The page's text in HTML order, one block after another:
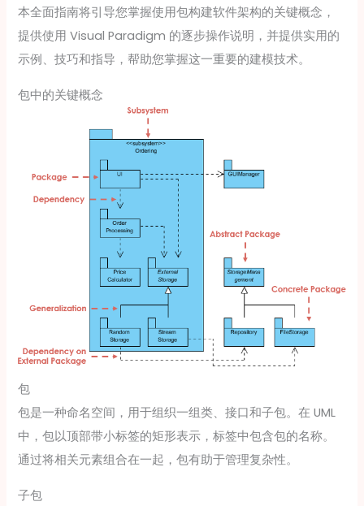
本全面指南将引导您掌握使用包构建软件架构的关键概念，
提供使用 Visual Paradigm 的逐步操作说明，并提供实用的
示例、技巧和指导，帮助您掌握这一重要的建模技术。
包中的关键概念
包
包是一种命名空间，用于组织一组类、接口和子包。在 UML
中，包以顶部带小标签的矩形表示，标签中包含包的名称。
通过将相关元素组合在一起，包有助于管理复杂性。
子包